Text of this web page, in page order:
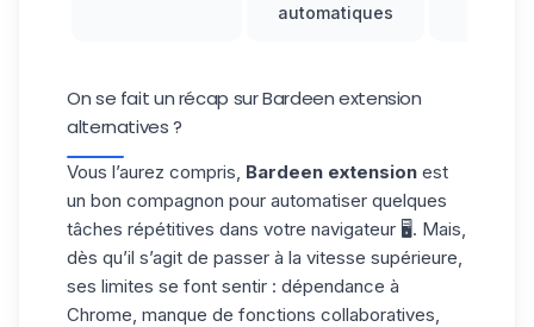
automatiques
On se fait un récap sur Bardeen extension
alternatives ?
Vous l’aurez compris, Bardeen extension est
un bon compagnon pour automatiser quelques
tâches répétitives dans votre navigateur 🖥️. Mais,
dès qu’il s’agit de passer à la vitesse supérieure,
ses limites se font sentir : dépendance à
Chrome, manque de fonctions collaboratives,